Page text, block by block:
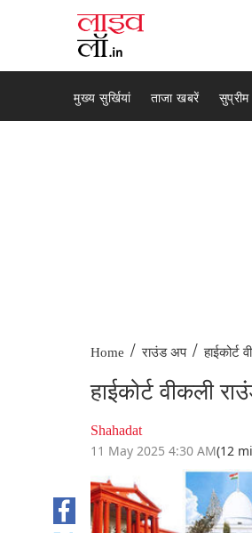
मुख्य सुर्खियां ताजा खबरें सुप्रीम
Home / राउंड अप / हाईकोर्ट
हाईकोर्ट वीकली
Shahadat
11 May 2025 4:30 AM(12